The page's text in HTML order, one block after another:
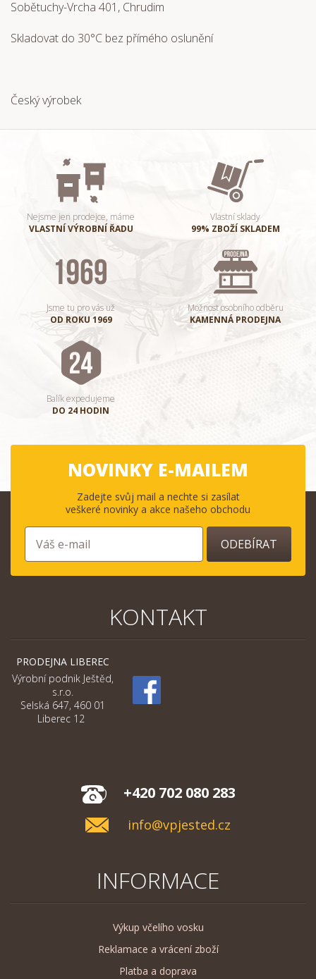
Sobětuchy-Vrcha 401, Chrudim
Skladovat do 30°C bez přímého oslunění
Český výrobek
Nejsme jen prodejce, máme
VLASTNÍ VÝROBNÍ ŘADU
Vlastní sklady
99% ZBOŽÍ SKLADEM
Jsme tu pro vás už
OD ROKU 1969
Možnost osobního odběru
KAMENNÁ PRODEJNA
Balík expedujeme
DO 24 HODIN
NOVINKY E-MAILEM
Zadejte svůj mail a nechte si zasílat
veškeré novinky a akce našeho obchodu
ODEBÍRAT
KONTAKT
PRODEJNA LIBEREC
Výrobní podnik Ještěd,
s.r.o.
Selská 647, 460 01
Liberec 12
+420 702 080 283
info@vpjested.cz
INFORMACE
Výkup včelího vosku
Reklamace a vrácení zboží
Platba a doprava